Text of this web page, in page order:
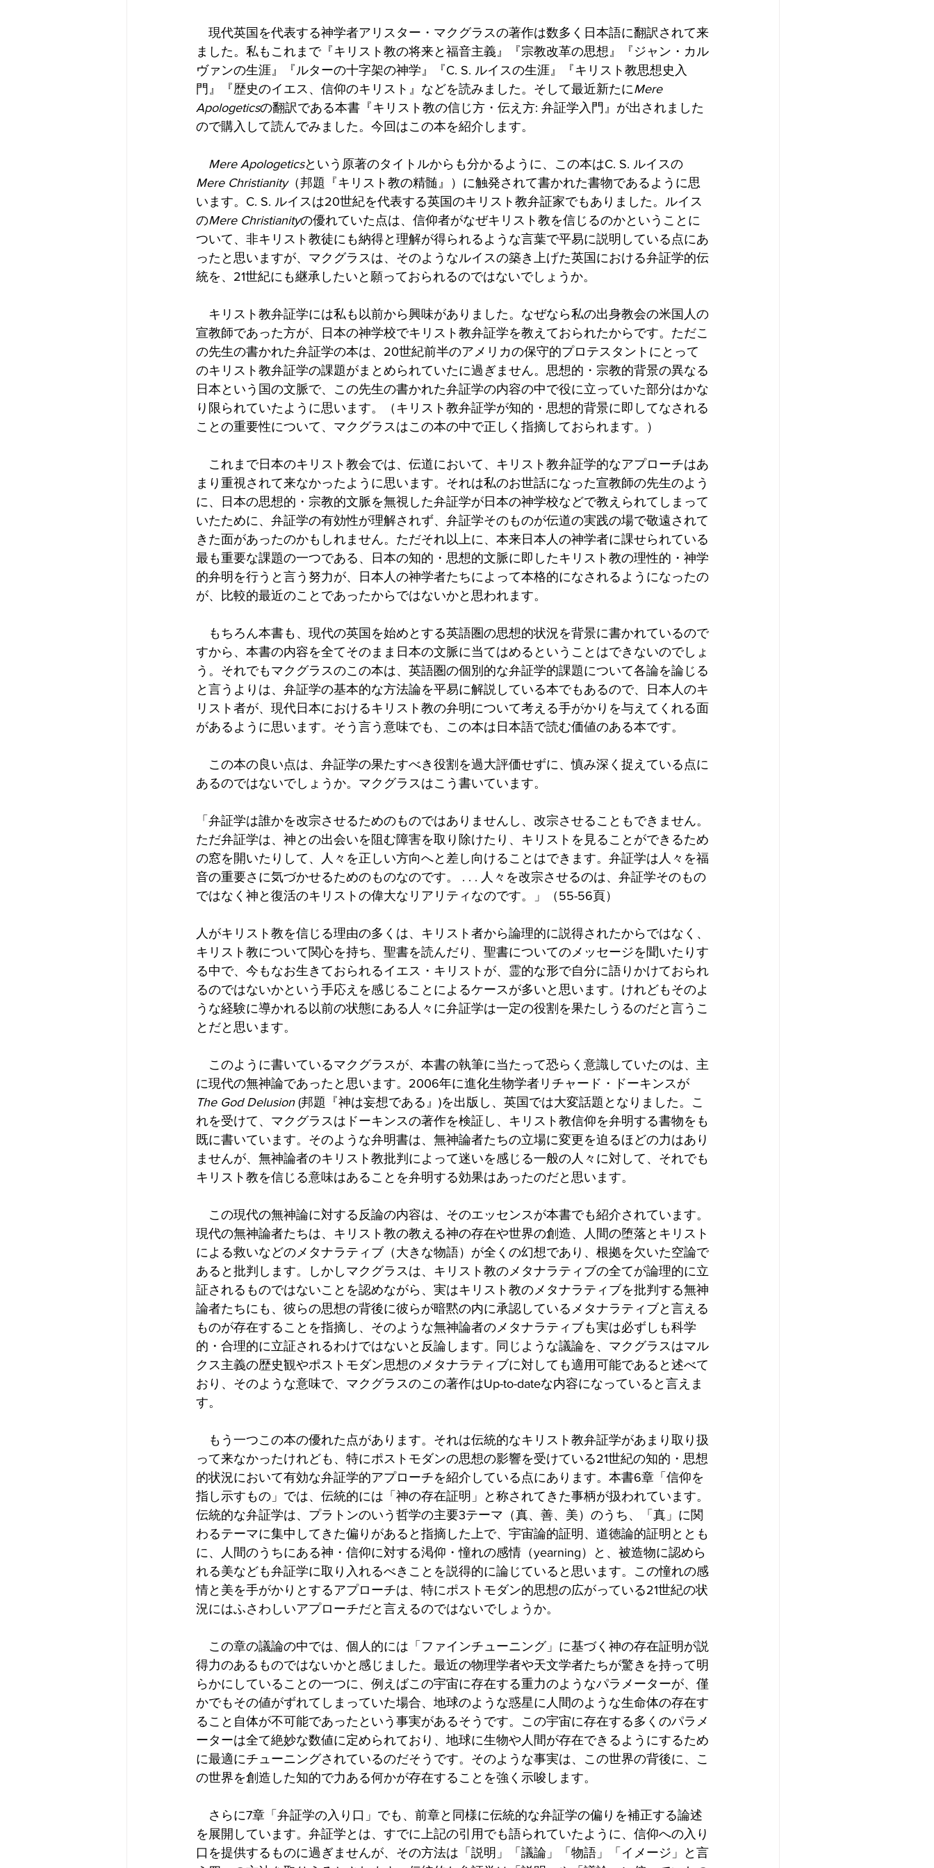
現代英国を代表する神学者アリスター・マクグラスの著作は数多く日本語に翻訳されて来
ました。私もこれまで『キリスト教の将来と福音主義』『宗教改革の思想』『ジャン・カル
ヴァンの生涯』『ルターの十字架の神学』『C. S. ルイスの生涯』『キリスト教思想史入
門』『歴史のイエス、信仰のキリスト』などを読みました。そして最近新たにMere
Apologeticsの翻訳である本書『キリスト教の信じ方・伝え方: 弁証学入門』が出されました
ので購入して読んでみました。今回はこの本を紹介します。
Mere Apologeticsという原著のタイトルからも分かるように、この本はC. S. ルイスの
Mere Christianity（邦題『キリスト教の精髄』）に触発されて書かれた書物であるように思
います。C. S. ルイスは20世紀を代表する英国のキリスト教弁証家でもありました。ルイス
のMere Christianityの優れていた点は、信仰者がなぜキリスト教を信じるのかということに
ついて、非キリスト教徒にも納得と理解が得られるような言葉で平易に説明している点にあ
ったと思いますが、マクグラスは、そのようなルイスの築き上げた英国における弁証学的伝
統を、21世紀にも継承したいと願っておられるのではないでしょうか。
キリスト教弁証学には私も以前から興味がありました。なぜなら私の出身教会の米国人の
宣教師であった方が、日本の神学校でキリスト教弁証学を教えておられたからです。ただこ
の先生の書かれた弁証学の本は、20世紀前半のアメリカの保守的プロテスタントにとって
のキリスト教弁証学の課題がまとめられていたに過ぎません。思想的・宗教的背景の異なる
日本という国の文脈で、この先生の書かれた弁証学の内容の中で役に立っていた部分はかな
り限られていたように思います。（キリスト教弁証学が知的・思想的背景に即してなされる
ことの重要性について、マクグラスはこの本の中で正しく指摘しておられます。）
これまで日本のキリスト教会では、伝道において、キリスト教弁証学的なアプローチはあ
まり重視されて来なかったように思います。それは私のお世話になった宣教師の先生のよう
に、日本の思想的・宗教的文脈を無視した弁証学が日本の神学校などで教えられてしまって
いたために、弁証学の有効性が理解されず、弁証学そのものが伝道の実践の場で敬遠されて
きた面があったのかもしれません。ただそれ以上に、本来日本人の神学者に課せられている
最も重要な課題の一つである、日本の知的・思想的文脈に即したキリスト教の理性的・神学
的弁明を行うと言う努力が、日本人の神学者たちによって本格的になされるようになったの
が、比較的最近のことであったからではないかと思われます。
もちろん本書も、現代の英国を始めとする英語圏の思想的状況を背景に書かれているので
すから、本書の内容を全てそのまま日本の文脈に当てはめるということはできないのでしょ
う。それでもマクグラスのこの本は、英語圏の個別的な弁証学的課題について各論を論じる
と言うよりは、弁証学の基本的な方法論を平易に解説している本でもあるので、日本人のキ
リスト者が、現代日本におけるキリスト教の弁明について考える手がかりを与えてくれる面
があるように思います。そう言う意味でも、この本は日本語で読む価値のある本です。
この本の良い点は、弁証学の果たすべき役割を過大評価せずに、慎み深く捉えている点に
あるのではないでしょうか。マクグラスはこう書いています。
「弁証学は誰かを改宗させるためのものではありませんし、改宗させることもできません。
ただ弁証学は、神との出会いを阻む障害を取り除けたり、キリストを見ることができるため
の窓を開いたりして、人々を正しい方向へと差し向けることはできます。弁証学は人々を福
音の重要さに気づかせるためのものなのです。 . . . 人々を改宗させるのは、弁証学そのもの
ではなく神と復活のキリストの偉大なリアリティなのです。」（55-56頁）
人がキリスト教を信じる理由の多くは、キリスト者から論理的に説得されたからではなく、
キリスト教について関心を持ち、聖書を読んだり、聖書についてのメッセージを聞いたりす
る中で、今もなお生きておられるイエス・キリストが、霊的な形で自分に語りかけておられ
るのではないかという手応えを感じることによるケースが多いと思います。けれどもそのよ
うな経験に導かれる以前の状態にある人々に弁証学は一定の役割を果たしうるのだと言うこ
とだと思います。
このように書いているマクグラスが、本書の執筆に当たって恐らく意識していたのは、主
に現代の無神論であったと思います。2006年に進化生物学者リチャード・ドーキンスが
The God Delusion (邦題『神は妄想である』)を出版し、英国では大変話題となりました。こ
れを受けて、マクグラスはドーキンスの著作を検証し、キリスト教信仰を弁明する書物をも
既に書いています。そのような弁明書は、無神論者たちの立場に変更を迫るほどの力はあり
ませんが、無神論者のキリスト教批判によって迷いを感じる一般の人々に対して、それでも
キリスト教を信じる意味はあることを弁明する効果はあったのだと思います。
この現代の無神論に対する反論の内容は、そのエッセンスが本書でも紹介されています。
現代の無神論者たちは、キリスト教の教える神の存在や世界の創造、人間の堕落とキリスト
による救いなどのメタナラティブ（大きな物語）が全くの幻想であり、根拠を欠いた空論で
あると批判します。しかしマクグラスは、キリスト教のメタナラティブの全てが論理的に立
証されるものではないことを認めながら、実はキリスト教のメタナラティブを批判する無神
論者たちにも、彼らの思想の背後に彼らが暗黙の内に承認しているメタナラティブと言える
ものが存在することを指摘し、そのような無神論者のメタナラティブも実は必ずしも科学
的・合理的に立証されるわけではないと反論します。同じような議論を、マクグラスはマル
クス主義の歴史観やポストモダン思想のメタナラティブに対しても適用可能であると述べて
おり、そのような意味で、マクグラスのこの著作はUp-to-dateな内容になっていると言えま
す。
もう一つこの本の優れた点があります。それは伝統的なキリスト教弁証学があまり取り扱
って来なかったけれども、特にポストモダンの思想の影響を受けている21世紀の知的・思想
的状況において有効な弁証学的アプローチを紹介している点にあります。本書6章「信仰を
指し示すもの」では、伝統的には「神の存在証明」と称されてきた事柄が扱われています。
伝統的な弁証学は、プラトンのいう哲学の主要3テーマ（真、善、美）のうち、「真」に関
わるテーマに集中してきた偏りがあると指摘した上で、宇宙論的証明、道徳論的証明ととも
に、人間のうちにある神・信仰に対する渇仰・憧れの感情（yearning）と、被造物に認めら
れる美なども弁証学に取り入れるべきことを説得的に論じていると思います。この憧れの感
情と美を手がかりとするアプローチは、特にポストモダン的思想の広がっている21世紀の状
況にはふさわしいアプローチだと言えるのではないでしょうか。
この章の議論の中では、個人的には「ファインチューニング」に基づく神の存在証明が説
得力のあるものではないかと感じました。最近の物理学者や天文学者たちが驚きを持って明
らかにしていることの一つに、例えばこの宇宙に存在する重力のようなパラメーターが、僅
かでもその値がずれてしまっていた場合、地球のような惑星に人間のような生命体の存在す
ること自体が不可能であったという事実があるそうです。この宇宙に存在する多くのパラメ
ーターは全て絶妙な数値に定められており、地球に生物や人間が存在できるようにするため
に最適にチューニングされているのだそうです。そのような事実は、この世界の背後に、こ
の世界を創造した知的で力ある何かが存在することを強く示唆します。
さらに7章「弁証学の入り口」でも、前章と同様に伝統的な弁証学の偏りを補正する論述
を展開しています。弁証学とは、すでに上記の引用でも語られていたように、信仰への入り
口を提供するものに過ぎませんが、その方法は「説明」「議論」「物語」「イメージ」と言